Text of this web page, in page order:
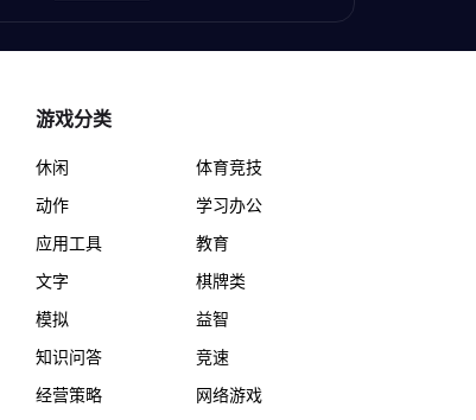
游戏分类
休闲
体育竞技
动作
学习办公
应用工具
教育
文字
棋牌类
模拟
益智
知识问答
竞速
经营策略
网络游戏